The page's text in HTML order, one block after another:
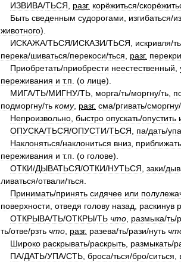
ИЗВИВА/ТЬСЯ разг. корёжиться/
Быть сведенным судорогами изгибаться/
животного).
ИСКАЖА/ТЬСЯ/ИСКАЗИ/ТЬСЯ искривля/
перека/шиваться/перекоси/ться разг.
Приобретать/приобрести неестественный
переживания и т.п . (о лице).
МИГА/ТЬ/МИГНУ/ТЬ морга/ть/моргну/ть
подморгну/ть кому, разг. сма/ргивать/сморгну/
Непроизвольно быстро опускать/опустить
ОПУСКА/ТЬСЯ/ОПУСТИ/ТЬСЯ па/дать/упа
Наклоняться/наклониться вниз
переживания и т.п . (о голове).
ОТКИ/ДЫВАТЬСЯ/ОТКИ/НУТЬСЯ заки/
ливаться/отвали/ться
Принимать/принять сидячее или
поверхности отведя голову назад раскинув
ОТКРЫВА/ТЬ/ОТКРЫ/ТЬ что размыка/ть/
ть/отве/рзть что разг. разева/ть/рази/нуть
Широко раскрывать/раскрыть размыкать/
ПА/ДАТЬ/УПА/СТЬ броса/ться/бро/ситься